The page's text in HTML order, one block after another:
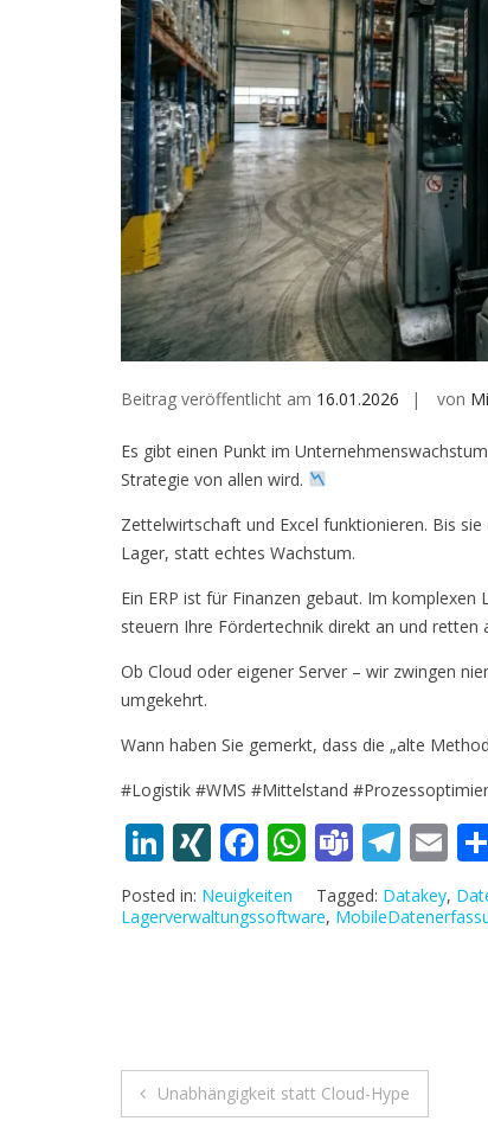
Beitrag veröffentlicht am 16.01.2026 von
Es gibt einen Punkt im
Strategie von allen wird.
Zettelwirtschaft und Excel funktionieren. Bis
Lager, statt echtes Wachstum.
Ein ERP ist für Finanzen gebaut. Im
steuern Ihre Fördertechnik direkt an und retten
Ob Cloud oder eigener Server – wir zwingen
umgekehrt.
Wann haben Sie gemerkt, dass die „alte
#Logistik #WMS #Mittelstand
Li
n
k
XI
N
G
F
ac
e
k
W
h
at
p
T
e
a
T
el
e
E
m
ai
Posted in: Neuigkeiten Tagged: Datakey,
Lagerverwaltungssoftware,
Beitragsnavigation
Unabhängigkeit statt Cloud-Hype